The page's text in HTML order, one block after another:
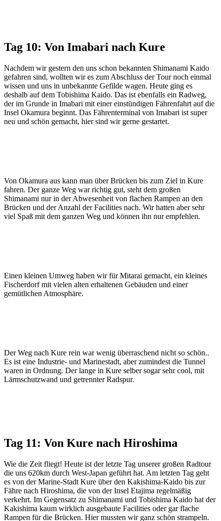
Tag 10: Von Imabari nach Kure
Nachdem wir gestern den uns schon bekannten Shimanami Kaido
gefahren sind, wollten wir es zum Abschluss der Tour noch einmal
wissen und uns in unbekannte Gefilde wagen. Heute ging es
deshalb auf dem Tobishima Kaido. Das ist ebenfalls ein Radweg,
der im Grunde in Imabari mit einer einstündigen Fährenfahrt auf die
Insel Okamura beginnt. Das Fährenterminal von Imabari ist super
neu und schön gemacht, hier sind wir gerne gestartet.
Von Okamura aus kann man über Brücken bis zum Ziel in Kure
fahren. Der ganze Weg war richtig gut, steht dem großen
Shimanami nur in der Abwesenheit von flachen Rampen an den
Brücken und der Anzahl der Facilities nach. Wir hatten aber sehr
viel Spaß mit dem ganzen Weg und können ihn nur empfehlen.
Einen kleinen Umweg haben wir für Mitarai gemacht, ein kleines
Fischerdorf mit vielen alten erhaltenen Gebäuden und einer
gemütlichen Atmosphäre.
Der Weg nach Kure rein war wenig überraschend nicht so schön..
Es ist eine Industrie- und Marinestadt, aber zumindest die Tunnel
waren in Ordnung. Der lange in Kure selber sogar sehr cool, mit
Lärmschutzwand und getrennter Radspur.
Tag 11: Von Kure nach Hiroshima
Wie die Zeit fliegt! Heute ist der letzte Tag unserer großen Radtour
die uns 620km durch West-Japan geführt hat. Am letzten Tag geht
es von der Marine-Stadt Kure über den Kakishima-Kaido bis zur
Fähre nach Hiroshima, die von der Insel Etajima regelmäßig
verkehrt. Im Gegensatz zu Shimanami und Tobishima Kaido hat der
Kakishima kaum wirklich ausgebaute Facilities oder gar flache
Rampen für die Brücken. Hier mussten wir ganz schön strampeln.